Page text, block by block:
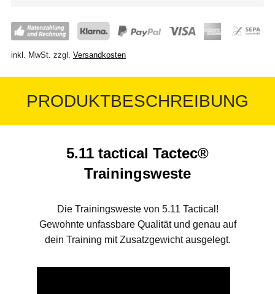
inkl. MwSt. zzgl. Versandkosten
PRODUKTBESCHREIBUNG
5.11 tactical Tactec®
Trainingsweste
Die Trainingsweste von 5.11 Tactical!
Gewohnte unfassbare Qualität und genau auf
dein Training mit Zusatzgewicht ausgelegt.